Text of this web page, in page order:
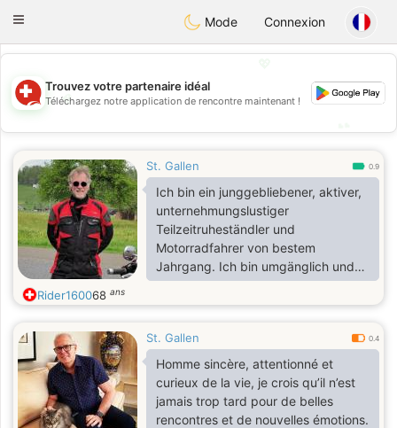
Suissi
Toggle
Mode Connexion
💖
💕
Trouvez votre partenaire idéal
Téléchargez notre application de rencontre maintenant !
St. Gallen 0.9
Ich bin ein junggebliebener, aktiver,
unternehmungslustiger
Teilzeitruheständler und
Motorradfahrer von bestem
Jahrgang. Ich bin umgänglich und
zuverlässig und auf der Suche nach
einer Freundschaft, aus der sich
Sollte dies der Fall werden, darf sie
sich in allen dazu gehörigen
Aspekten auf mich verlassen 👌 👍,
vor allem auf Achtsamkeit, Respekt,
Aufrichtigkeit
Rider160068 ans
St. Gallen 0.4
Homme sincère, attentionné et
curieux de la vie, je crois qu’il n’est
jamais trop tard pour de belles
rencontres et de nouvelles émotions.